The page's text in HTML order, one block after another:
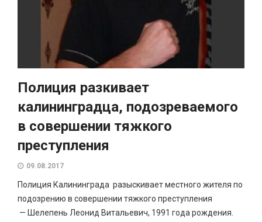
Полиция разкивает
калининградца, подозреваемого
в совершении тяжкого
преступления
09.08.2017
Полиция Калининграда разыскивает местного жителя по
подозрению в совершении тяжкого преступления
— Шелепень Леонид Витальевич, 1991 года рождения.